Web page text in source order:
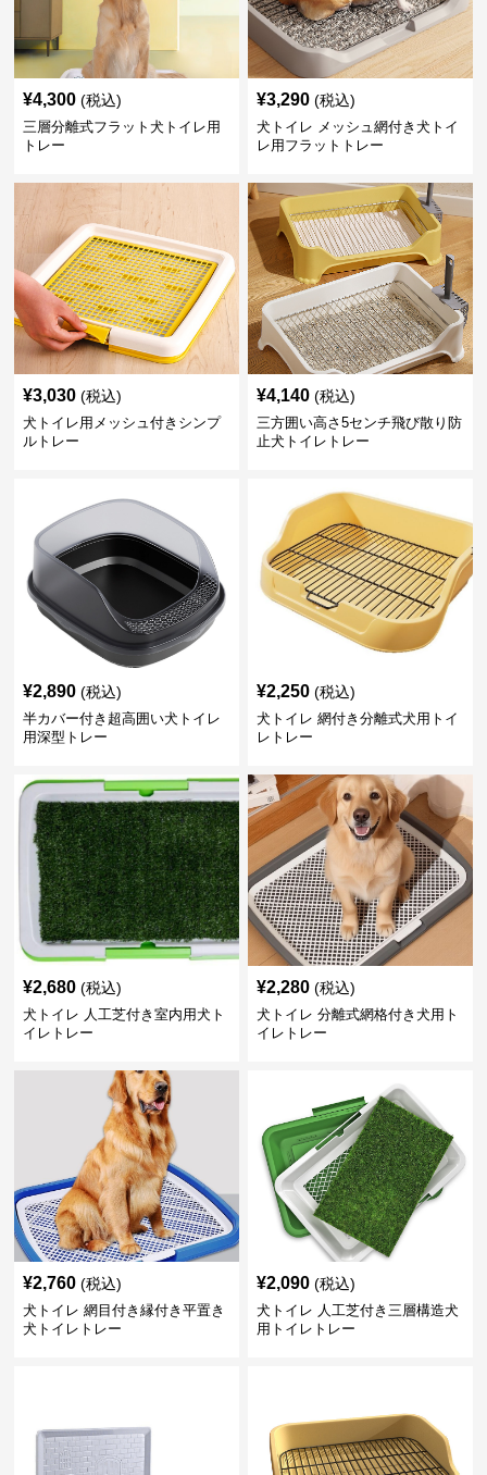
¥4,300 (税込)
三層分離式フラット犬トイレ用
トレー
¥3,290 (税込)
犬トイレ メッシュ網付き犬トイ
レ用フラットトレー
¥3,030 (税込)
犬トイレ用メッシュ付きシンプ
ルトレー
¥4,140 (税込)
三方囲い高さ5センチ飛び散り防
止犬トイレトレー
¥2,890 (税込)
半カバー付き超高囲い犬トイレ
用深型トレー
¥2,250 (税込)
犬トイレ 網付き分離式犬用トイ
レトレー
¥2,680 (税込)
犬トイレ 人工芝付き室内用犬ト
イレトレー
¥2,280 (税込)
犬トイレ 分離式網格付き犬用ト
イレトレー
¥2,760 (税込)
犬トイレ 網目付き縁付き平置き
犬トイレトレー
¥2,090 (税込)
犬トイレ 人工芝付き三層構造犬
用トイレトレー